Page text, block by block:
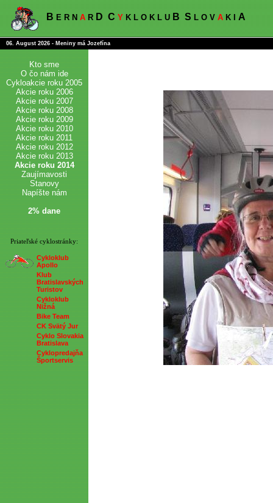
B E R N A R D C Y K L O K L U B S L O V A K I A
06. August 2026 - Meniny má Jozefína
Kto sme
O čo nám ide
Cykloakcie roku 2005
Akcie roku 2006
Akcie roku 2007
Akcie roku 2008
Akcie roku 2009
Akcie roku 2010
Akcie roku 2011
Akcie roku 2012
Akcie roku 2013
Akcie roku 2014
Zaujímavosti
Stanovy
Napíšte nám
2% dane
Priateľské cyklostránky:
Cykloklub
Apollo
Klub
Bratislavských
Turistov
Cykloklub
Nižná
Bike Team
CK Svätý Jur
Cyklo Slovakia
Bratislava
Cyklopredajňa
Športservis